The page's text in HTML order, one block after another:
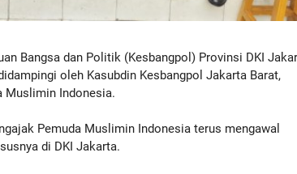
Bangsa dan Politik (Kesbangpol) Provinsi DKI
oleh Kasubdin Kesbangpol Jakarta Barat,
Muslimin Indonesia.
Pemuda Muslimin Indonesia terus mengawal
di DKI Jakarta.